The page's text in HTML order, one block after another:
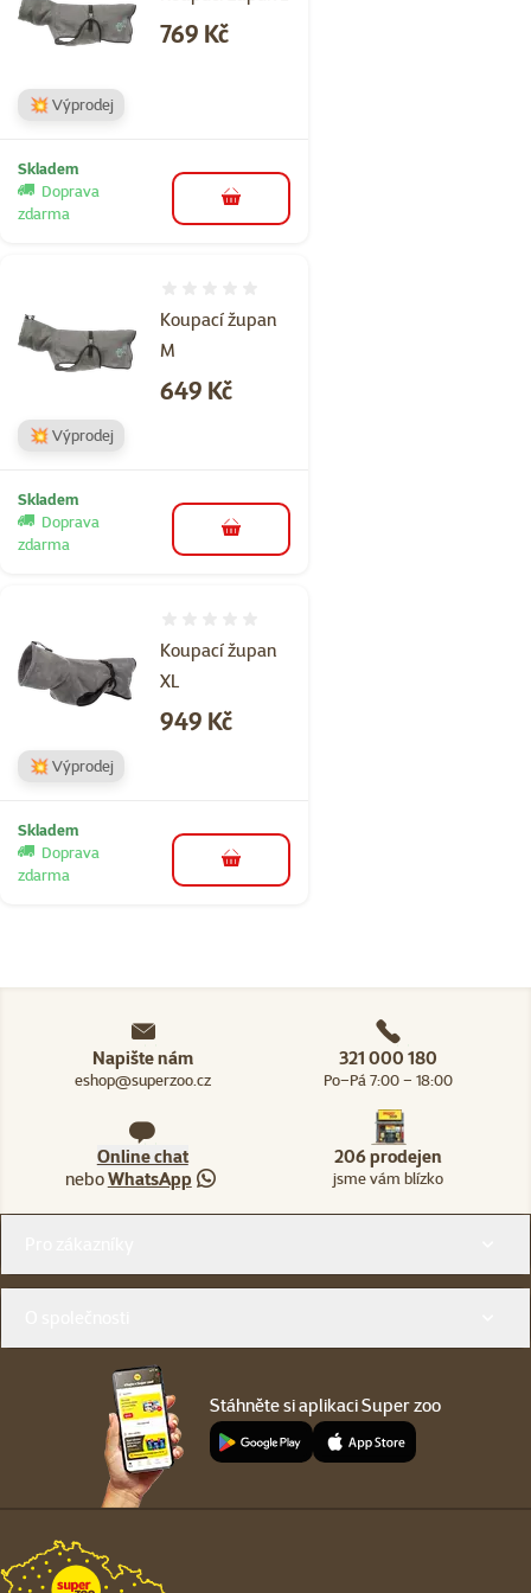
Cena
769 Kč
💥 Výprodej
Skladem
Doprava
zdarma
do košíku
Koupací župan
M
Cena
649 Kč
💥 Výprodej
Skladem
Doprava
zdarma
do košíku
Koupací župan
XL
Cena
949 Kč
💥 Výprodej
Skladem
Doprava
zdarma
do košíku
Napište nám
eshop@superzoo.cz
321 000 180
Po–Pá 7:00 – 18:00
Online chat
neboWhatsApp
206 prodejen
jsme vám blízko
Stáhněte si aplikaci Super zoo